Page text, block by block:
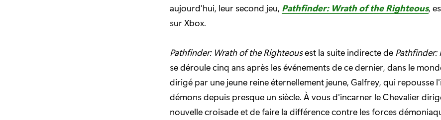
aujourd'hui, leur second jeu, Pathfinder: Wrath of the Righteous,
sur Xbox.
Pathfinder: Wrath of the Righteousest la suite indirecte de Pathfinder:
se déroule cinq ans après les événements de ce dernier, dans le
dirigé par une jeune reine éternellement jeune, Galfrey, qui repousse
démons depuis presque un siècle. À vous d'incarner le Chevalier
nouvelle croisade et de faire la différence contre les forces